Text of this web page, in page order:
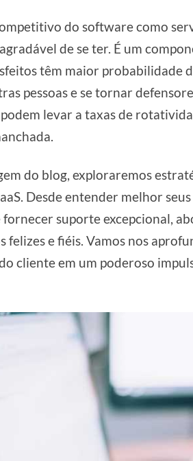
do software como
de se ter. É um
têm maior probabilidade
pessoas e se tornar
levar a taxas de
do blog, exploraremos
Desde entender melhor
suporte excepcional,
felizes e fiéis. Vamos nos
cliente em um poderoso